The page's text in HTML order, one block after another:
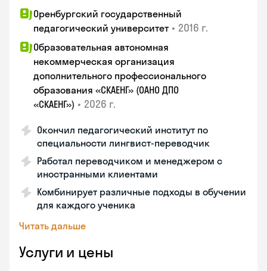
Оренбургский государственный
педагогический университет • 2016 г.
Образовательная автономная
некоммерческая организация
дополнительного профессионального
образования «СКАЕНГ» (ОАНО ДПО
«СКАЕНГ») • 2026 г.
Окончил педагогический институт по
специальности лингвист-переводчик
Работал переводчиком и менеджером с
иностранными клиентами
Комбинирует различные подходы в обучении
для каждого ученика
Читать дальше
Услуги и цены